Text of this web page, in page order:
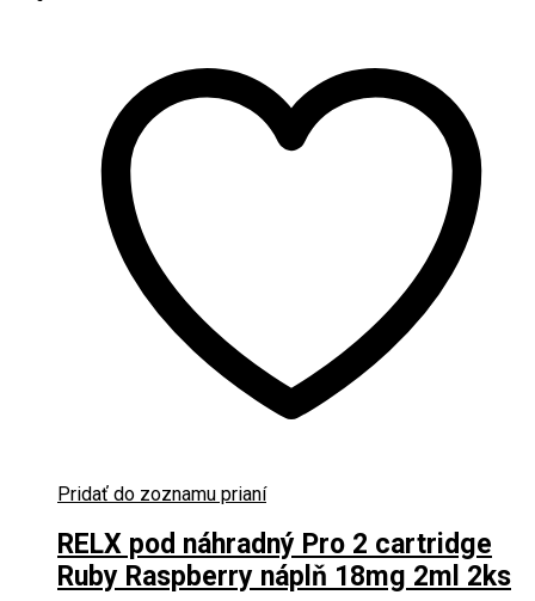
Pridať do zoznamu prianí
RELX pod náhradný Pro 2 cartridge
Ruby Raspberry náplň 18mg 2ml 2ks